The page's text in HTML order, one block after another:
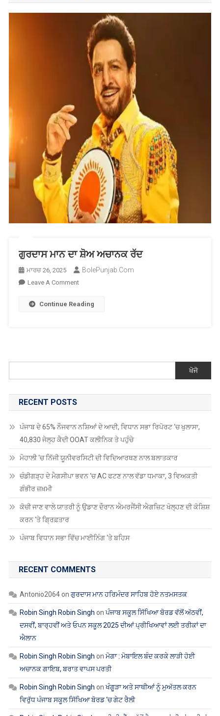
ਗੁਰਦਾਸ ਮਾਨ ਦਾ ਸ਼ੋਅ ਅਚਾਨਕ ਰੱਦ
ਮਾਰਚ 26, 2025 BolePunjab.com
Leave A CommentOn
ਮਾਨ
Continue Reading
ਖੋਜੋ
RECENT POSTS
ਪੰਜਾਬ ਦੇ 65% ਨੌਜਵਾਨ ਨਸ਼ਿਆਂ ਦੇ ਆਦੀ, ਵਿਧਾਨ ਸਭਾ ਰਿਪੋਰਟ ‘ਚ ਖੁਲਾਸਾ,
40,830 ਜੇਲ੍ਹ ਕੈਦੀ OOAT ਕਲੀਨਿਕ ਤੇ ਪਹੁੰਚੇ
ਮੋਹਾਲੀ ‘ਚ ਨਿੱਜੀ ਯੂਨੀਵਰਸਿਟੀ ਦੀ ਵਿਦਿਆਰਥਣ ਨਾਲ ਬਲਾਤਕਾਰ
ਚੰਡੀਗੜ੍ਹ ਦੇ ਮੈਗਸੀਪਾ ਭਵਨ ‘ਚ AC ਫਟਣ ਨਾਲ ਵੱਡਾ ਧਮਾਕਾ, 3 ਵਿਅਕਤੀ
ਗੰਭੀਰ ਜ਼ਖ਼ਮੀ
ਕੋਚੀ ਜਾਣ ਵਾਲੇ ਯਾਤਰੀ ਨੂੰ ਉਡਾਣ ਦੌਰਾਨ ਐਮਰਜੈਂਸੀ ਐਗਜ਼ਿਟ ਖੋਲ੍ਹਣ ਦੀ ਕੋਸ਼ਿਸ਼
ਕਰਨ ‘ਤੇ ਗ੍ਰਿਫ਼ਤਾਰ
ਪੰਜਾਬ ਵਿਧਾਨ ਸਭਾ ਵਿੱਚ ਮਾਈਨਿੰਗ ‘ਤੇ ਬਹਿਸ
RECENT COMMENTS
Antonio2064on ਗੁਰਦਾਸ ਮਾਨ ਹਰਿਮੰਦਰ ਸਾਹਿਬ ਹੋਏ ਨਤਮਸਤਕ
Robin Singh Robin Singh onਪੰਜਾਬ ਸਕੂਲ ਸਿੱਖਿਆ ਬੋਰਡ ਵੱਲੋਂ ਅੱਠਵੀਂ,
ਦਸਵੀਂ, ਬਾਰ੍ਹਵੀਂ ਅਤੇ ਓਪਨ ਸਕੂਲ 2025 ਦੀਆਂ ਪ੍ਰੀਖਿਆਵਾਂ ਲਈ ਤਰੀਕਾਂ ਦਾ
ਐਲਾਨ
Robin Singh Robin Singh on ਮੋਗਾ : ਮੋਬਾਇਲ ਬੰਦ ਕਰਕੇ ਲਾੜੀ ਹੋਈ
ਅਚਾਨਕ ਗਾਇਬ, ਬਰਾਤ ਵਾਪਸ ਪਰਤੀ
Robin Singh Robin Singh onਖੰਗੂੜਾ ਅਤੇ ਸਾਥੀਆਂ ਨੂੰ ਮੁਅੱਤਲ ਕਰਨ
ਵਿਰੁੱਧ ਪੰਜਾਬ ਸਕੂਲ ਸਿੱਖਿਆ ਬੋਰਡ ‘ਚ ਗੇਟ ਰੈਲੀ